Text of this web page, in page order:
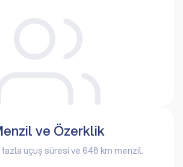
ve Özerklik
uçuş süresi ve 648 km menzil.